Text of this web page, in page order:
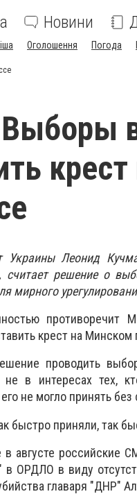
Новини
Оголошення Погода
Украины Леонид
считает решение о
мирного
противоречит
крест на
проводить
не в интересах тех,
не могло принять
быстро приняли, так
августе российские
ОРДЛО в виду
главаря "ДНР"